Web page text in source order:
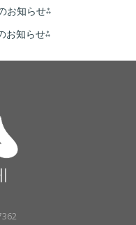
お知らせ⁂
お知らせ⁂